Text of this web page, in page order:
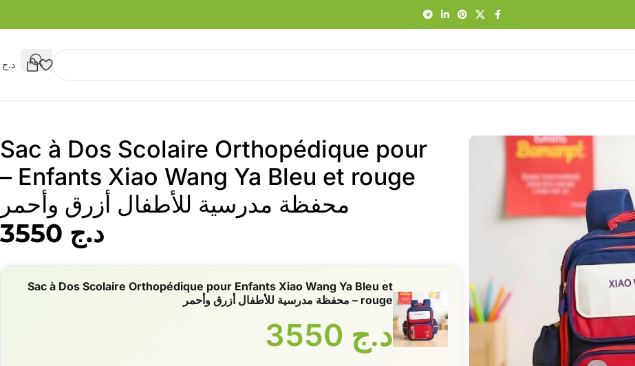
د.ج
Sac à Dos Scolaire Orthopédique pour
Enfants Xiao Wang Ya Bleu et rouge –
محفظة مدرسية للأطفال أزرق وأحمر
د.ج
Sac à Dos Scolaire Orthopédique pour Enfants Xiao Wang Ya Bleu et
rouge – محفظة مدرسية للأطفال أزرق وأحمر
د.ج